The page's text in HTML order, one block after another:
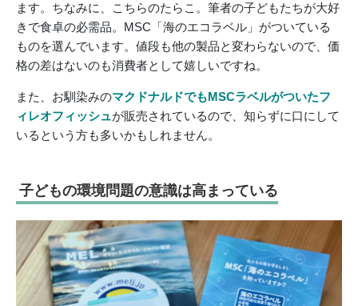
ます。ちなみに、こちらのたらこ。筆者の子どもたちが大好
きで食卓の必需品。MSC「海のエコラベル」がついている
ものを選んでいます。値段も他の製品と変わらないので、価
格の差はないのも消費者として嬉しいですね。
また、お馴染みのマクドナルドでもMSCラベルがついたフ
ィレオフィッシュが販売されているので、知らずに口にして
いるという方も多いかもしれません。
子どもの環境問題の意識は高まっている